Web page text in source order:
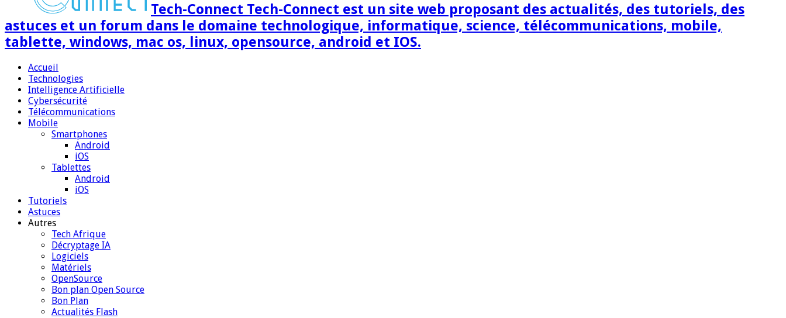
Tech-Connect Tech-Connect est un site web proposant des actualités, des tutoriels, des
astuces et un forum dans le domaine technologique, informatique, science, télécommunications, mobile,
tablette, windows, mac os, linux, opensource, android et IOS.
Accueil
Technologies
Intelligence Artificielle
Cybersécurité
Télécommunications
Mobile
Smartphones
Android
iOS
Tablettes
Android
iOS
Tutoriels
Astuces
Autres
Tech Afrique
Décryptage IA
Logiciels
Matériels
OpenSource
Bon plan Open Source
Bon Plan
Actualités Flash